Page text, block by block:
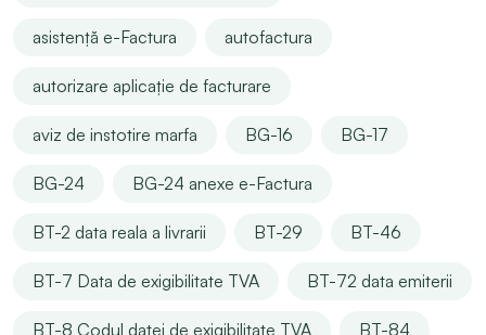
asistență e-Factura autofactura
autorizare aplicație de facturare
aviz de instotire marfa BG-16 BG-17
BG-24 BG-24 anexe e-Factura
BT-2 data reala a livrarii BT-29 BT-46
BT-7 Data de exigibilitate TVA BT-72 data emiterii
BT-8 Codul datei de exigibilitate TVA BT-84